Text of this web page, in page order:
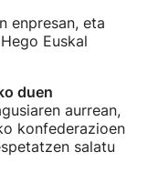
enpresan, eta
Euskal
duen
aurrean,
konfederazioen
salatu